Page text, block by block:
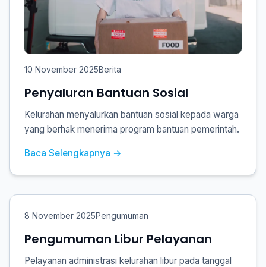
10 November 2025Berita
Penyaluran Bantuan Sosial
Kelurahan menyalurkan bantuan sosial kepada warga
yang berhak menerima program bantuan pemerintah.
Baca Selengkapnya →
8 November 2025Pengumuman
Pengumuman Libur Pelayanan
Pelayanan administrasi kelurahan libur pada tanggal